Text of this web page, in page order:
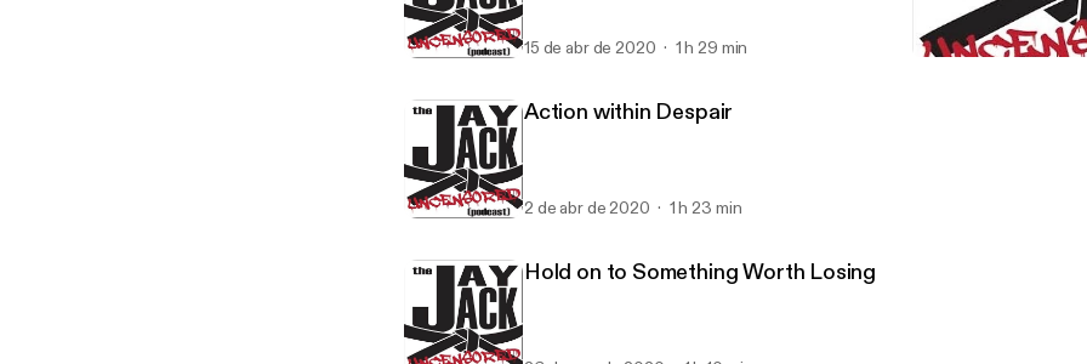
15 de abr de 2020 1 h 29 min
Action within Despair
2 de abr de 2020 1 h 23 min
Hold on to Something Worth Losing